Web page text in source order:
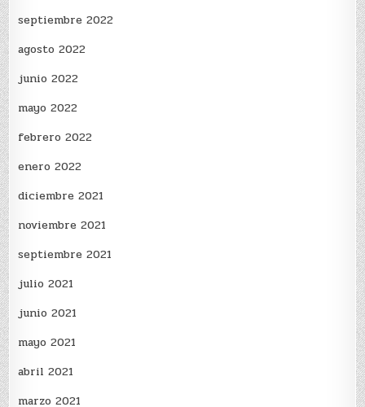
septiembre 2022
agosto 2022
junio 2022
mayo 2022
febrero 2022
enero 2022
diciembre 2021
noviembre 2021
septiembre 2021
julio 2021
junio 2021
mayo 2021
abril 2021
marzo 2021